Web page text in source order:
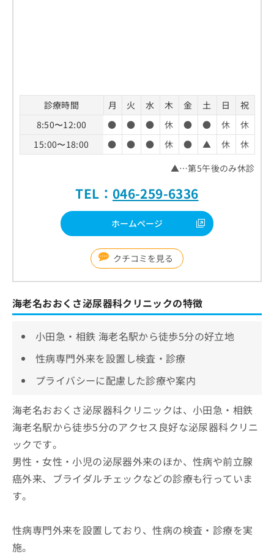
診療時間 月 火 水 木 金 土 日
祝
8:50〜12:00
● ● ● 休 ● ● 休
休
15:00〜18:00
● ● ● 休 ● ▲ 休
休
▲…第5午後のみ休診
TEL： 046-259-6336
ホームページ
クチコミを見る
海老名おおくさ泌尿器科クリニックの特徴
小田急・相鉄 海老名駅から徒歩5分の好立地
性病専門外来を設置し検査・診療
プライバシーに配慮した診療や案内
海老名おおくさ泌尿器科クリニックは、小田急・相鉄
海老名駅から徒歩5分のアクセス良好な泌尿器科クリニ
ックです。
男性・女性・小児の泌尿器外来のほか、性病や前立腺
癌外来、ブライダルチェックなどの診療も行っていま
す。
性病専門外来を設置しており、性病の検査・診療を実
施。